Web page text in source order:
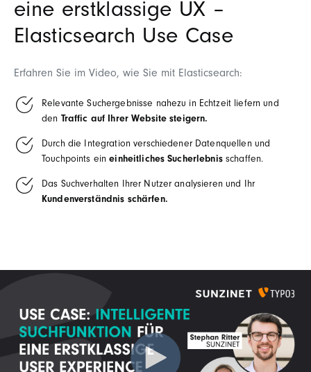
eine erstklassige UX –
Elasticsearch Use Case
Erfahren Sie im Video, wie Sie mit Elasticsearch:
Relevante Suchergebnisse nahezu in Echtzeit liefern und
den Traffic auf Ihrer Website steigern.
Durch die Integration verschiedener Datenquellen und
Touchpoints eineinheitliches Sucherlebnisschaffen.
Das Suchverhalten Ihrer Nutzer analysieren und Ihr
Kundenverständnis schärfen.